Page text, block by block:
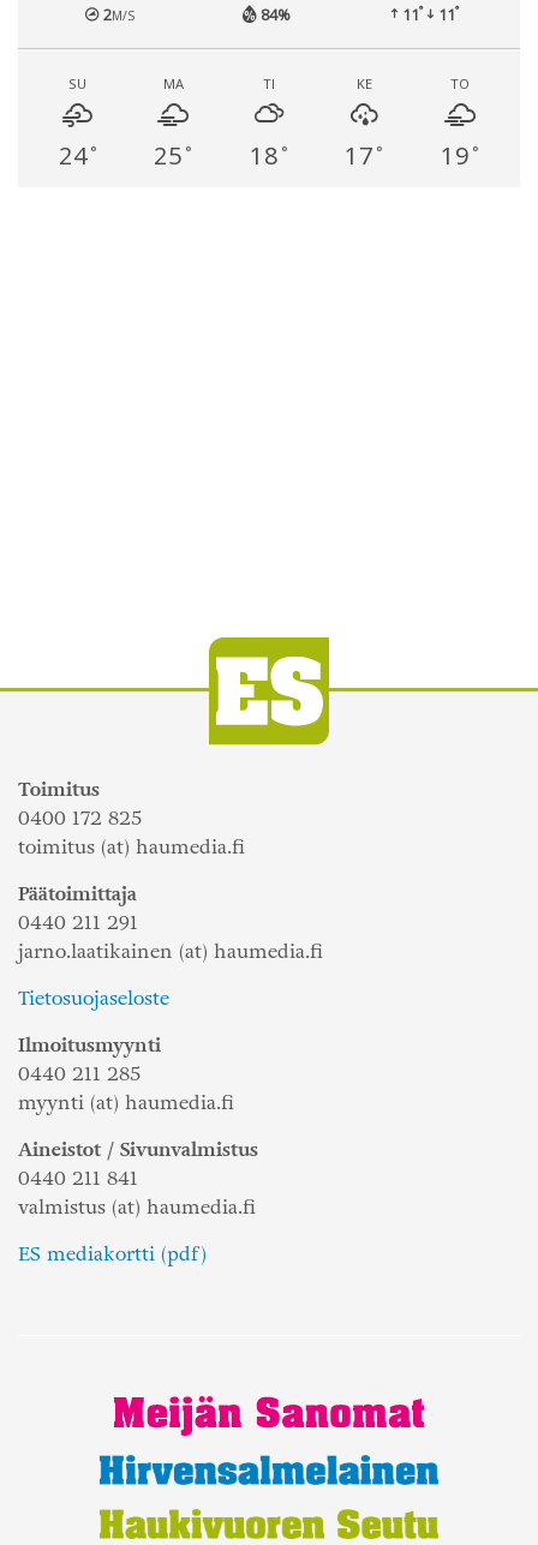
2M/S 84% 11° 11°
SU
24°
MA
25 °
TI
18 °
KE
17 °
TO
19 °
Toimitus
0400 172 825
toimitus (at) haumedia.fi
Päätoimittaja
0440 211 291
jarno.laatikainen (at) haumedia.fi
Tietosuojaseloste
Ilmoitusmyynti
0440 211 285
myynti (at) haumedia.fi
Aineistot / Sivunvalmistus
0440 211 841
valmistus (at) haumedia.fi
ES mediakortti (pdf)